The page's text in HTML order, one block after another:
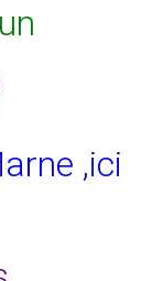
,ici